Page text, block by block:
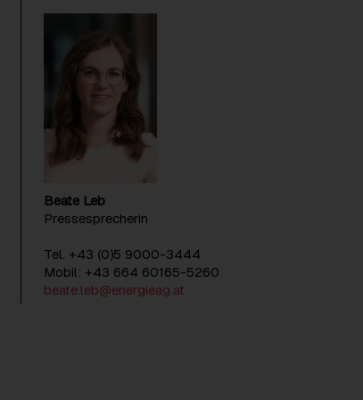
Beate Leb
Pressesprecherin
Tel. +43 (0)5 9000-3444
Mobil: +43 664 60165-5260
beate.leb@energieag.at